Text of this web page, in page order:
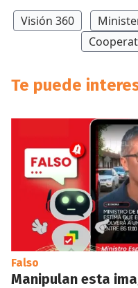
Visión 360
Te puede
Falso
Manipulan esta